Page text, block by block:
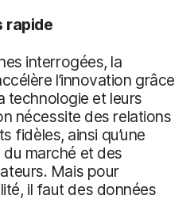
rapide
interrogées, la
l’innovation grâce
technologie et leurs
nécessite des relations
fidèles, ainsi qu’une
marché et des
Mais pour
il faut des données